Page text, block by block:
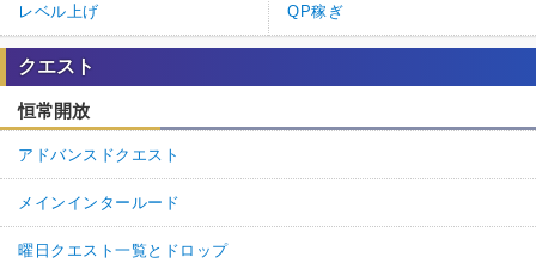
レベル上げ QP稼ぎ
クエスト
恒常開放
アドバンスドクエスト
メインインタールード
曜日クエスト一覧とドロップ